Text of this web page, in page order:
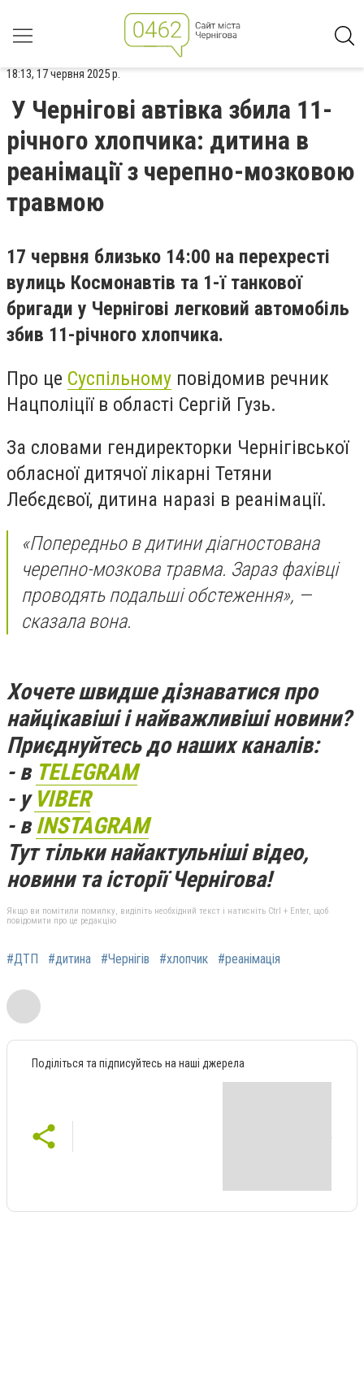
18:13, 17 червня 2025 р.
У Чернігові автівка збила 11-
річного хлопчика: дитина в
реанімації з черепно-мозковою
травмою
17 червня близько 14:00 на перехресті
вулиць Космонавтів та 1-ї танкової
бригади у Чернігові легковий автомобіль
збив 11-річного хлопчика.
Про це Суспільному повідомив речник
Нацполіції в області Сергій Гузь.
За словами гендиректорки Чернігівської
обласної дитячої лікарні Тетяни
Лебєдєвої, дитина наразі в реанімації.
«Попередньо в дитини діагностована
черепно-мозкова травма. Зараз фахівці
проводять подальші обстеження», —
сказала вона.
Хочете швидше дізнаватися про
найцікавіші і найважливіші новини?
Приєднуйтесь до наших каналів:
- в TELEGRAM
- у VIBER
- вINSTAGRAM
Тут тільки найактульніші відео,
новини та історії Чернігова!
Якщо ви помітили помилку, виділіть необхідний текст і натисніть Ctrl + Enter, щоб
повідомити про це редакцію
#ДТП #дитина #Чернігів #хлопчик #реанімація
Поділіться та підписуйтесь на наші джерела